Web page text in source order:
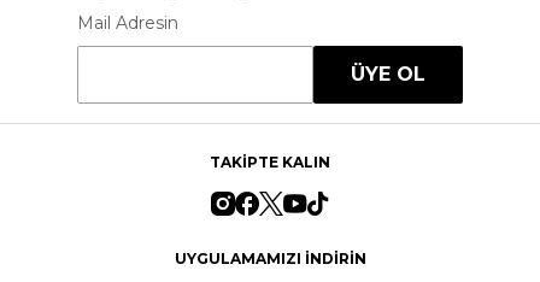
Mail Adresin
ÜYE OL
TAKİPTE KALIN
UYGULAMAMIZI İNDİRİN